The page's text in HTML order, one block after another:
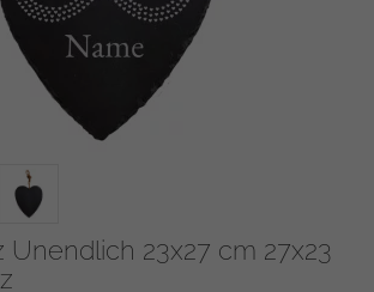
Unendlich 23x27 cm 27x23